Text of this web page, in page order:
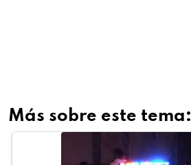
Más sobre este tema: